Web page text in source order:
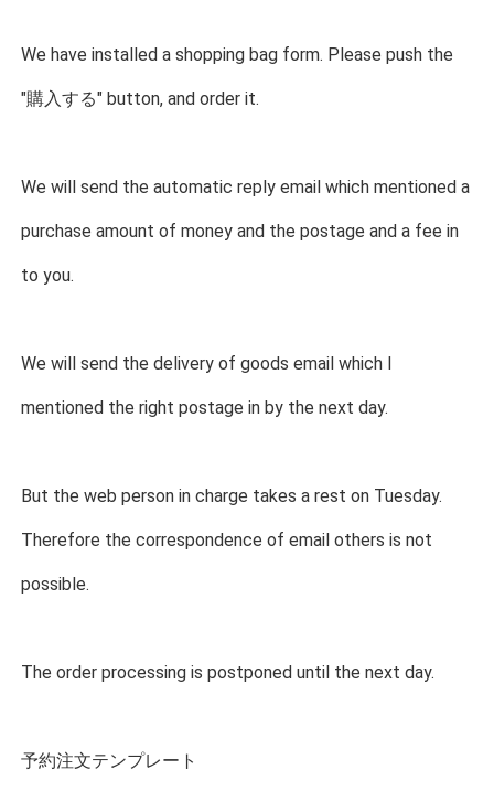
We have installed a shopping bag form. Please push the
"購入する" button, and order it.
We will send the automatic reply email which mentioned a
purchase amount of money and the postage and a fee in
to you.
We will send the delivery of goods email which I
mentioned the right postage in by the next day.
But the web person in charge takes a rest on Tuesday.
Therefore the correspondence of email others is not
possible.
The order processing is postponed until the next day.
予約注文テンプレート